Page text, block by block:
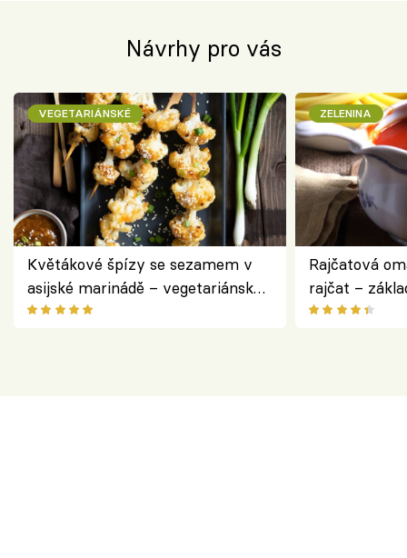
Návrhy pro vás
VEGETARIÁNSKÉ
Květákové špízy se sezamem v
asijské marinádě – vegetariánská
chuťovka z grilu
ZELENINA
Rajčatová
rajčat –